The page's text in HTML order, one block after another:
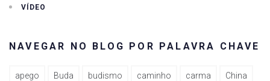
VÍDEO
NAVEGAR NO BLOG POR PALAVRA CHAVE
apego Buda budismo caminho carma China